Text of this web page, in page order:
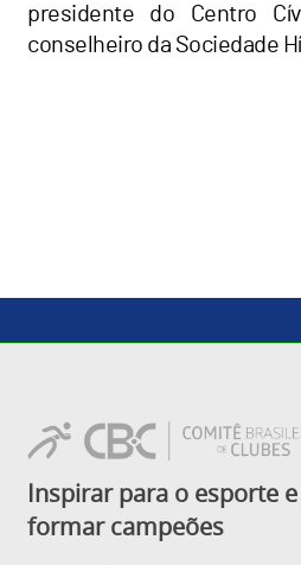
presidente do Centro
conselheiro da Sociedade
Inspirar para o esporte e
formar campeões